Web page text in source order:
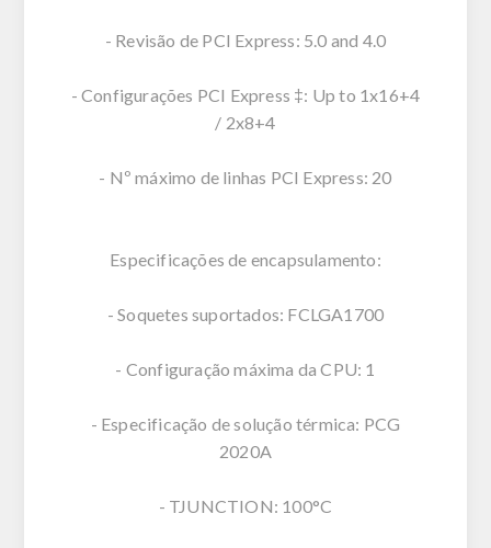
- Revisão de PCI Express: 5.0 and 4.0
- Configurações PCI Express ‡: Up to 1x16+4
/ 2x8+4
- Nº máximo de linhas PCI Express: 20
Especificações de encapsulamento:
- Soquetes suportados: FCLGA1700
- Configuração máxima da CPU: 1
- Especificação de solução térmica: PCG
2020A
- TJUNCTION: 100°C